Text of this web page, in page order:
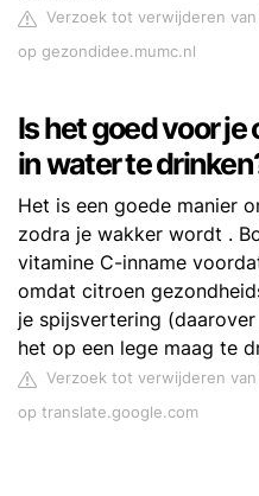
Verzoek tot verwijderen
op gezondidee.mumc.nl
Is het goed voor je
in water te
Het is een goede manier
zodra je wakker wordt .
vitamine C-inname
omdat citroen
je spijsvertering
het op een lege maag te
Verzoek tot verwijderen
op translate.google.com